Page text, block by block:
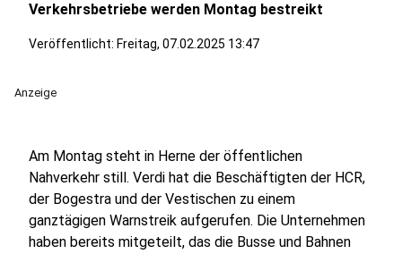
Verkehrsbetriebe werden Montag bestreikt
Veröffentlicht: Freitag, 07.02.2025 13:47
Anzeige
Am Montag steht in Herne der öffentlichen
Nahverkehr still. Verdi hat die Beschäftigten der HCR,
der Bogestra und der Vestischen zu einem
ganztägigen Warnstreik aufgerufen. Die Unternehmen
haben bereits mitgeteilt, das die Busse und Bahnen